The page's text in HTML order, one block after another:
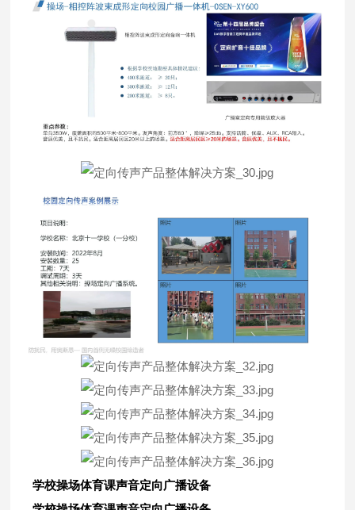
学校操场体育课声音定向广播设备